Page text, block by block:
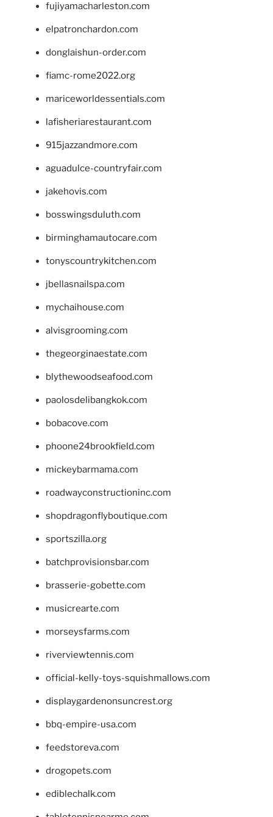
fujiyamacharleston.com
elpatronchardon.com
donglaishun-order.com
fiamc-rome2022.org
mariceworldessentials.com
lafisheriarestaurant.com
915jazzandmore.com
aguadulce-countryfair.com
jakehovis.com
bosswingsduluth.com
birminghamautocare.com
tonyscountrykitchen.com
jbellasnailspa.com
mychaihouse.com
alvisgrooming.com
thegeorginaestate.com
blythewoodseafood.com
paolosdelibangkok.com
bobacove.com
phoone24brookfield.com
mickeybarmama.com
roadwayconstructioninc.com
shopdragonflyboutique.com
sportszilla.org
batchprovisionsbar.com
brasserie-gobette.com
musicrearte.com
morseysfarms.com
riverviewtennis.com
official-kelly-toys-squishmallows.com
displaygardenonsuncrest.org
bbq-empire-usa.com
feedstoreva.com
drogopets.com
ediblechalk.com